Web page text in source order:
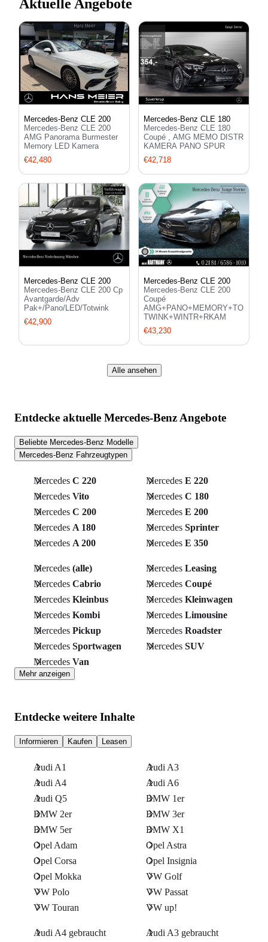
Aktuelle Angebote
Mercedes-Benz CLE 200
Mercedes-Benz CLE 200
AMG Panorama Burmester
Memory LED Kamera
€42,480
Mercedes-Benz CLE 180
Mercedes-Benz CLE 180
Coupé , AMG MEMO DISTR
KAMERA PANO SPUR
€42,718
Mercedes-Benz CLE 200
Mercedes-Benz CLE 200 Cp
Avantgarde/Adv
Pak+/Pano/LED/Totwink
€42,900
Mercedes-Benz CLE 200
Mercedes-Benz CLE 200
Coupé
AMG+PANO+MEMORY+TO
TWINK+WINTR+RKAM
€43,230
Alle ansehen
Entdecke aktuelle Mercedes-Benz Angebote
Beliebte Mercedes-Benz Modelle
Mercedes-Benz Fahrzeugtypen
Mercedes C 220 Mercedes E 220
Mercedes Vito Mercedes C 180
Mercedes C 200 Mercedes E 200
Mercedes A 180 Mercedes Sprinter
Mercedes A 200 Mercedes E 350
Mercedes (alle) Mercedes Leasing
Mercedes Cabrio Mercedes Coupé
Mercedes Kleinbus Mercedes Kleinwagen
Mercedes Kombi Mercedes Limousine
Mercedes Pickup Mercedes Roadster
Mercedes Sportwagen Mercedes SUV
Mercedes Van
Mehr anzeigen
Entdecke weitere Inhalte
Informieren Kaufen Leasen
Audi A1
Audi A3
Audi A4
Audi A6
Audi Q5
BMW 1er
BMW 2er
BMW 3er
BMW 5er
BMW X1
Opel Adam
Opel Astra
Opel Corsa
Opel Insignia
Opel Mokka
VW Golf
VW Polo
VW Passat
VW Touran
VW up!
Audi A4 gebraucht
Audi A3 gebraucht